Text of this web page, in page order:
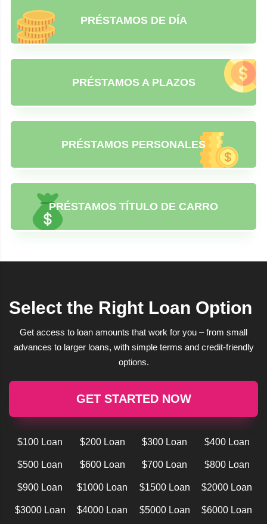
PRÉSTAMOS DE DÍA
PRÉSTAMOS A PLAZOS
PRÉSTAMOS PERSONALES
PRÉSTAMOS TÍTULO DE CARRO
Select the Right Loan Option
Get access to loan amounts that work for you – from small
advances to larger loans, with simple terms and credit-friendly
options.
GET STARTED NOW
$100 Loan $200 Loan $300 Loan $400 Loan
$500 Loan $600 Loan $700 Loan $800 Loan
$900 Loan $1000 Loan $1500 Loan $2000 Loan
$3000 Loan $4000 Loan $5000 Loan $6000 Loan